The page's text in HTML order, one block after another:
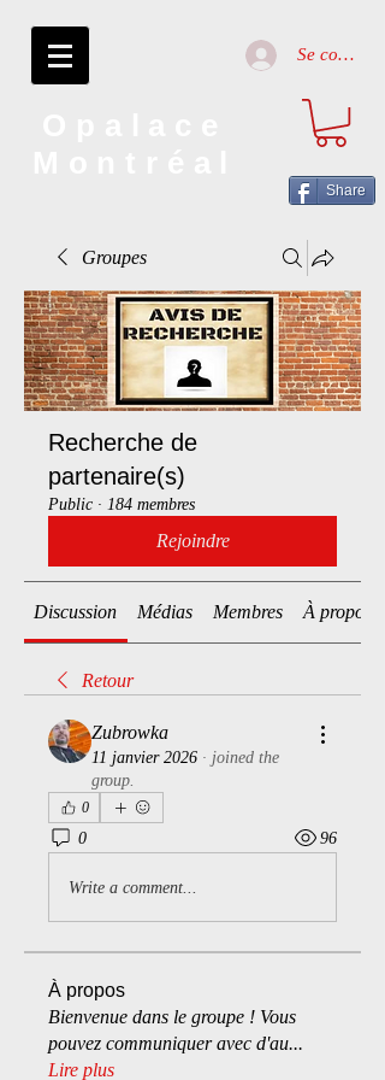
Se connecter
Share
Groupes
Recherche de
partenaire(s)
Public · 184 membres
Rejoindre
Discussion Médias Membres À propos
Retour
Zubrowka
11 janvier 2026 · joined the
group.
0
0 96
Write a comment...
À propos
Bienvenue dans le groupe ! Vous
pouvez communiquer avec d'au...
Lire plus